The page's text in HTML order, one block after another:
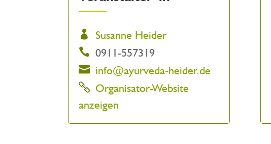
Susanne Heider
0911-557319
info@ayurveda-heider.de
Organisator-Website
anzeigen